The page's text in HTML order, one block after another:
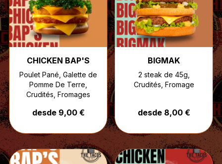
CHICKEN BAP'S
Poulet Pané, Galette de
Pomme De Terre,
Crudités, Fromages
desde 9,00 €
BIGMAK
2 steak de 45g,
Crudités, Fromage
desde 8,00 €